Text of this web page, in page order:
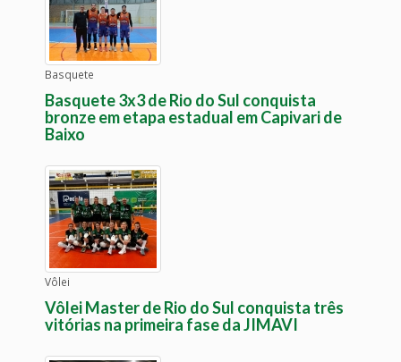
Basquete
Basquete 3x3 de Rio do Sul conquista
bronze em etapa estadual em Capivari de
Baixo
Vôlei
Vôlei Master de Rio do Sul conquista três
vitórias na primeira fase da JIMAVI